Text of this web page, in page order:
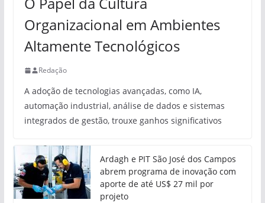
Organizacional em Ambientes
Altamente Tecnológicos
Redação
A adoção de tecnologias avançadas, como IA,
automação industrial, análise de dados e sistemas
integrados de gestão, trouxe ganhos significativos
Ardagh e PIT São José dos Campos
abrem programa de inovação com
aporte de até US$ 27 mil por
projeto